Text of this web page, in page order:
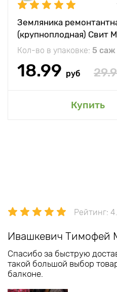
Земляника
(крупноплодная) Свит
Кол-во в упаковке: 5 саж
18.99 руб
Купить
Рейтинг:
Ивашкевич Тимофей
Спасибо за быструю
такой большой выбор
балконе.